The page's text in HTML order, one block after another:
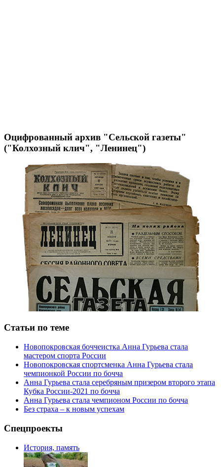
Оцифрованный архив "Сельской газеты"
("Колхозный клич", "Ленинец")
Статьи по теме
Новопокровская боччеистка Анна Гурьева стала
мастером спорта России
Новопокровская спортсменка Анна Гурьева стала
чемпионкой России по бочча
Анна Гурьева стала серебряным призером второго этапа
Кубка России-2021 по бочча
Анна Гурьева стала чемпионом России по бочча
Без страха – к новым успехам
Спецпроекты
История, память